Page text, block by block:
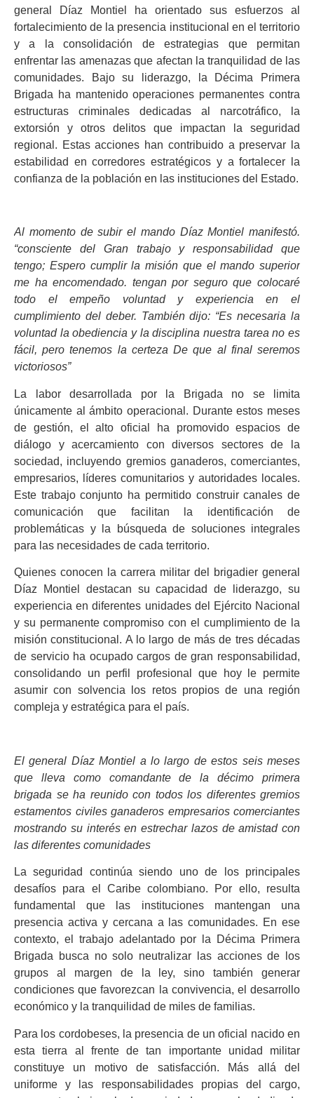
general Díaz Montiel ha orientado sus esfuerzos al
fortalecimiento de la presencia institucional en el territorio
y a la consolidación de estrategias que permitan
enfrentar las amenazas que afectan la tranquilidad de las
comunidades. Bajo su liderazgo, la Décima Primera
Brigada ha mantenido operaciones permanentes contra
estructuras criminales dedicadas al narcotráfico, la
extorsión y otros delitos que impactan la seguridad
regional. Estas acciones han contribuido a preservar la
estabilidad en corredores estratégicos y a fortalecer la
confianza de la población en las instituciones del Estado.
Al momento de subir el mando Díaz Montiel manifestó.
“consciente del Gran trabajo y responsabilidad que
tengo; Espero cumplir la misión que el mando superior
me ha encomendado. tengan por seguro que colocaré
todo el empeño voluntad y experiencia en el
cumplimiento del deber. También dijo: “Es necesaria la
voluntad la obediencia y la disciplina nuestra tarea no es
fácil, pero tenemos la certeza De que al final seremos
victoriosos”
La labor desarrollada por la Brigada no se limita
únicamente al ámbito operacional. Durante estos meses
de gestión, el alto oficial ha promovido espacios de
diálogo y acercamiento con diversos sectores de la
sociedad, incluyendo gremios ganaderos, comerciantes,
empresarios, líderes comunitarios y autoridades locales.
Este trabajo conjunto ha permitido construir canales de
comunicación que facilitan la identificación de
problemáticas y la búsqueda de soluciones integrales
para las necesidades de cada territorio.
Quienes conocen la carrera militar del brigadier general
Díaz Montiel destacan su capacidad de liderazgo, su
experiencia en diferentes unidades del Ejército Nacional
y su permanente compromiso con el cumplimiento de la
misión constitucional. A lo largo de más de tres décadas
de servicio ha ocupado cargos de gran responsabilidad,
consolidando un perfil profesional que hoy le permite
asumir con solvencia los retos propios de una región
compleja y estratégica para el país.
El general Díaz Montiel a lo largo de estos seis meses
que lleva como comandante de la décimo primera
brigada se ha reunido con todos los diferentes gremios
estamentos civiles ganaderos empresarios comerciantes
mostrando su interés en estrechar lazos de amistad con
las diferentes comunidades
La seguridad continúa siendo uno de los principales
desafíos para el Caribe colombiano. Por ello, resulta
fundamental que las instituciones mantengan una
presencia activa y cercana a las comunidades. En ese
contexto, el trabajo adelantado por la Décima Primera
Brigada busca no solo neutralizar las acciones de los
grupos al margen de la ley, sino también generar
condiciones que favorezcan la convivencia, el desarrollo
económico y la tranquilidad de miles de familias.
Para los cordobeses, la presencia de un oficial nacido en
esta tierra al frente de tan importante unidad militar
constituye un motivo de satisfacción. Más allá del
uniforme y las responsabilidades propias del cargo,